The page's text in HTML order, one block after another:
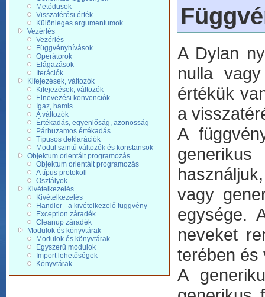
Metódusok
Visszatérési érték
Különleges argumentumok
Vezérlés
Vezérlés
Függvényhívások
Operátorok
Elágazások
Iterációk
Kifejezések, változók
Kifejezések, változók
Elnevezési konvenciók
Igaz, hamis
A változók
Értékadás, egyenlőság, azonosság
Párhuzamos értékadás
Típusos deklarációk
Modul szintű változók és konstansok
Objektum orientált programozás
Objektum orientált programozás
A típus protokoll
Osztályok
Kivételkezelés
Kivételkezelés
Handler - a kivételkezelő függvény
Exception záradék
Cleanup záradék
Modulok és könyvtárak
Modulok és könyvtárak
Egyszerű modulok
Import lehetőségek
Könyvtárak
A Dylan
nulla
értékük
a
A
vagy
egysége.
neveket
terében és
A